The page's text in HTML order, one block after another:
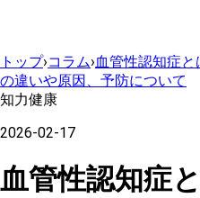
トップ›コラム›血管性認知症
の違いや原因、予防について
知力健康
2026-02-17
血管性認知症